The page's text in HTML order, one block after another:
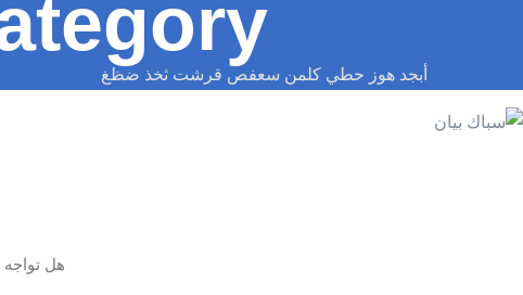
أبجد هوز حطي كلمن سعفص قرشت ثخذ ضظغ
هل